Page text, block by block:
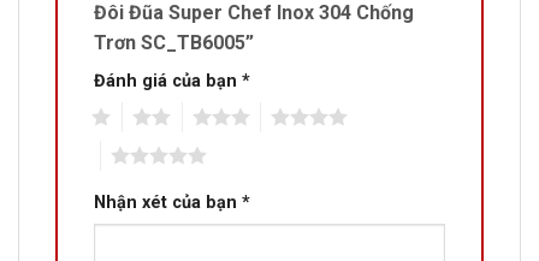
Đôi Đũa Super Chef Inox 304 Chống
Trơn SC_TB6005”
Đánh giá của bạn *
Nhận xét của bạn *